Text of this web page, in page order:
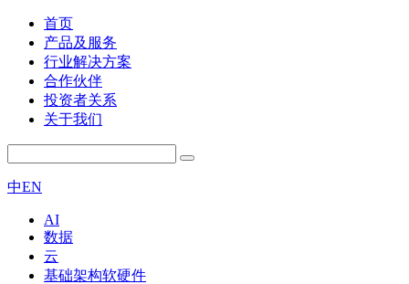
首页
产品及服务
行业解决方案
合作伙伴
投资者关系
关于我们
中EN
AI
数据
云
基础架构软硬件